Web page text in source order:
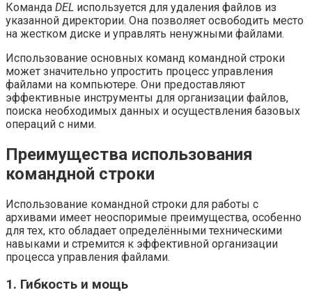
Команда DEL используется для удаления файлов из
указанной директории. Она позволяет освободить место
на жестком диске и управлять ненужными файлами.
Использование основных команд командной строки
может значительно упростить процесс управления
файлами на компьютере. Они предоставляют
эффективные инструменты для организации файлов,
поиска необходимых данных и осуществления базовых
операций с ними.
Преимущества использования
командной строки
Использование командной строки для работы с
архивами имеет неоспоримые преимущества, особенно
для тех, кто обладает определёнными техническими
навыками и стремится к эффективной организации
процесса управления файлами.
1. Гибкость и мощь